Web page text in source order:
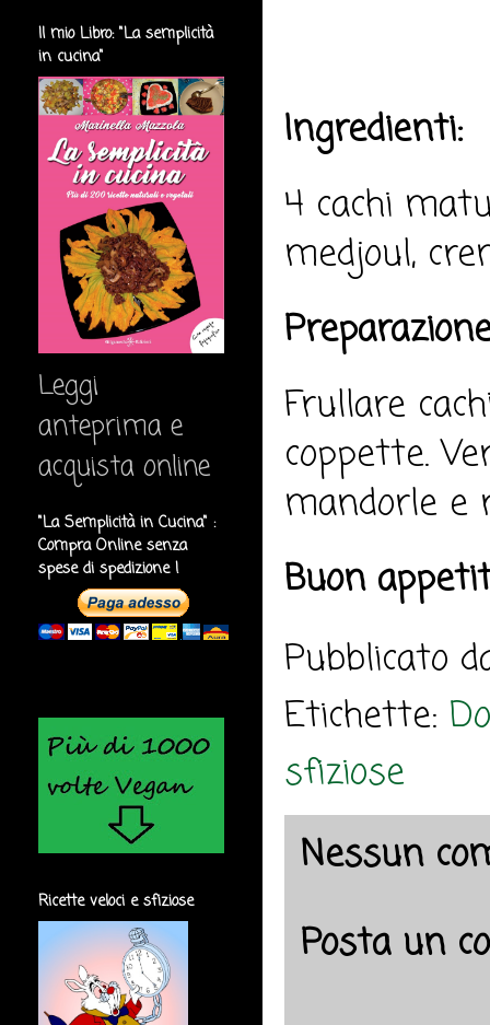
Ingredienti:
4 cachi
medjoul,
Frullare
coppette.
mandorle e
Buon
Pubblicato
Etichette:
sfiziose
Nessun
Posta un
Il mio Libro: "La semplicità
in cucina"
Leggi
anteprima e
acquista online
"La Semplicità in Cucina" :
Compra Online senza
spese di spedizione !
Ricette veloci e sfiziose